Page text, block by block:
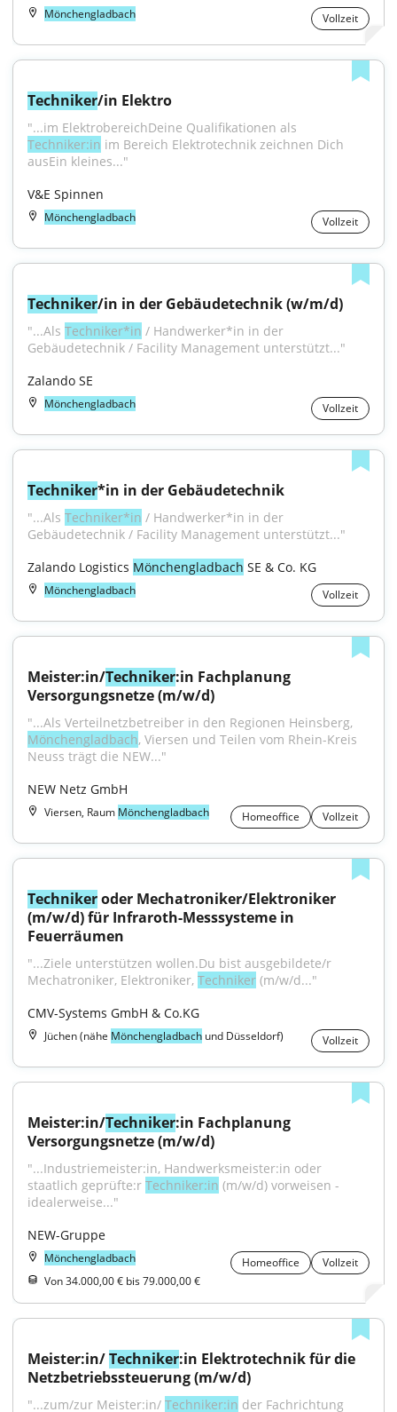
Mönchengladbach Vollzeit
Techniker/in Elektro
Techniker:in im Bereich Elektrotechnik zeichnen Dich
ausEin kleines..."
V&E Spinnen
Mönchengladbach Vollzeit
Techniker/in in der Gebäudetechnik (w/m/d)
"...Als Techniker*in / Handwerker*in in der
Gebäudetechnik / Facility Management unterstützt..."
Zalando SE
Mönchengladbach Vollzeit
Techniker*in in der Gebäudetechnik
"...Als Techniker*in / Handwerker*in in der
Gebäudetechnik / Facility Management unterstützt..."
Zalando Logistics Mönchengladbach SE & Co. KG
Mönchengladbach Vollzeit
Meister:in/Techniker:in Fachplanung
Versorgungsnetze (m/w/d)
Mönchengladbach, Viersen und Teilen vom Rhein-Kreis
Neuss trägt die NEW..."
NEW Netz GmbH
Viersen, Raum Mönchengladbach Homeoffice Vollzeit
Techniker oder Mechatroniker/Elektroniker
(m/w/d) für Infraroth-Messsysteme in
Feuerräumen
"...Ziele unterstützen wollen.Du bist ausgebildete/r
Mechatroniker, Elektroniker, Techniker (m/w/d..."
CMV-Systems GmbH & Co.KG
Jüchen (nähe Mönchengladbach und Düsseldorf) Vollzeit
Meister:in/Techniker:in Fachplanung
Versorgungsnetze (m/w/d)
"...Industriemeister:in, Handwerksmeister:in oder
staatlich geprüfte:r Techniker:in (m/w/d) vorweisen -
idealerweise..."
NEW-Gruppe
Mönchengladbach Homeoffice
Vollzeit
Von 34.000,00 € bis 79.000,00 €
Meister:in/ Techniker:in Elektrotechnik für die
Netzbetriebssteuerung (m/w/d)
"...zum/zur Meister:in/ Techniker:in der Fachrichtung